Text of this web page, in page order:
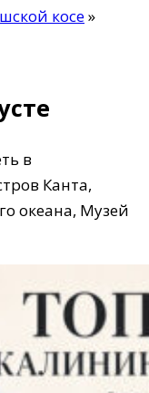
косе»
в
Канта,
океана, Музей